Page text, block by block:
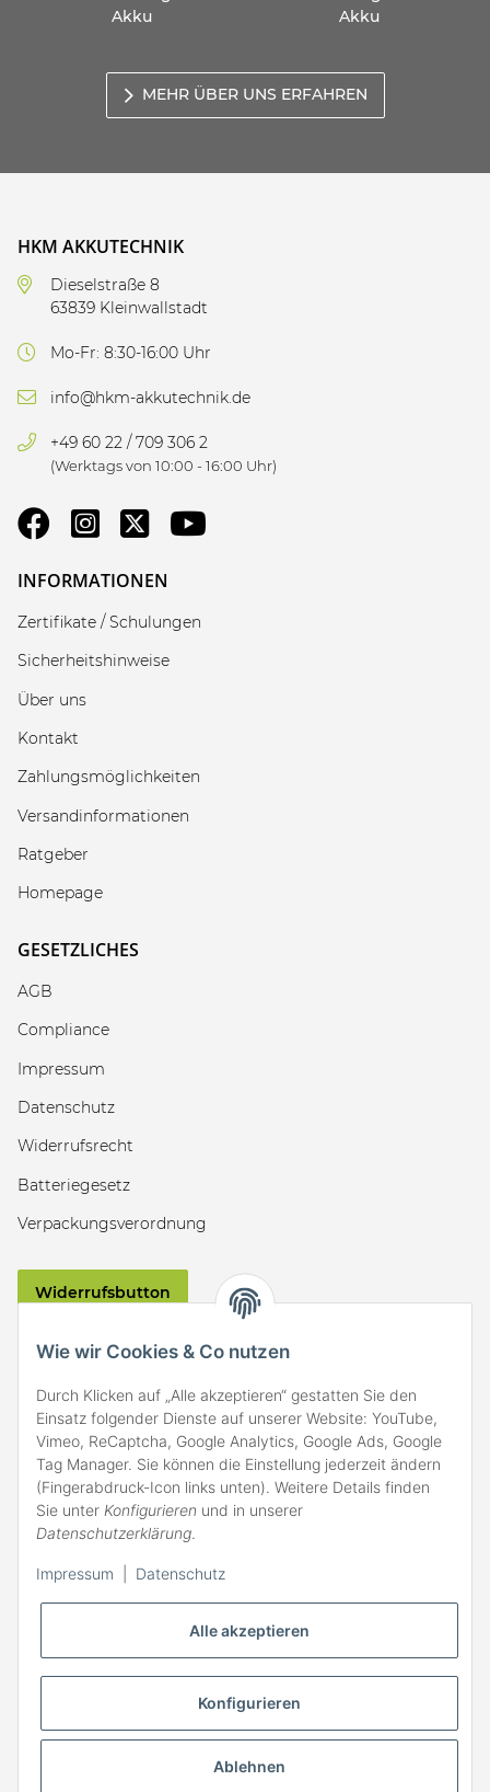
Alle akzeptieren
Konfigurieren
Ablehnen
Wie wir Cookies & Co nutzen
Durch Klicken auf „Alle akzeptieren“ gestatten Sie den
Einsatz folgender Dienste auf unserer Website: YouTube,
Vimeo, ReCaptcha, Google Analytics, Google Ads, Google
Tag Manager. Sie können die Einstellung jederzeit ändern
(Fingerabdruck-Icon links unten). Weitere Details finden
Sie unter Konfigurieren und in unserer
Datenschutzerklärung.
Impressum Datenschutz
Akku
Akku
MEHR ÜBER UNS ERFAHREN
HKM AKKUTECHNIK
Dieselstraße 8
63839 Kleinwallstadt
Mo-Fr: 8:30-16:00 Uhr
info@hkm-akkutechnik.de
+49 60 22 / 709 306 2
(Werktags von 10:00 - 16:00 Uhr)
INFORMATIONEN
Zertifikate / Schulungen
Sicherheitshinweise
Über uns
Kontakt
Zahlungsmöglichkeiten
Versandinformationen
Ratgeber
Homepage
GESETZLICHES
AGB
Compliance
Impressum
Datenschutz
Widerrufsrecht
Batteriegesetz
Verpackungsverordnung
Widerrufsbutton
ZAHLARTEN
* Alle Preise inkl. gesetzlicher MwSt., zzgl.